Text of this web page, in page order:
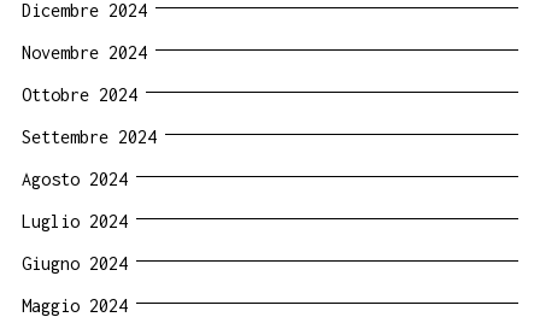
Dicembre 2024
Novembre 2024
Ottobre 2024
Settembre 2024
Agosto 2024
Luglio 2024
Giugno 2024
Maggio 2024